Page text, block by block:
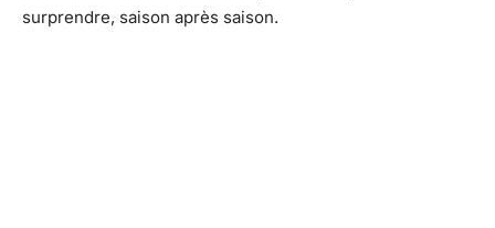
surprendre, saison après saison.